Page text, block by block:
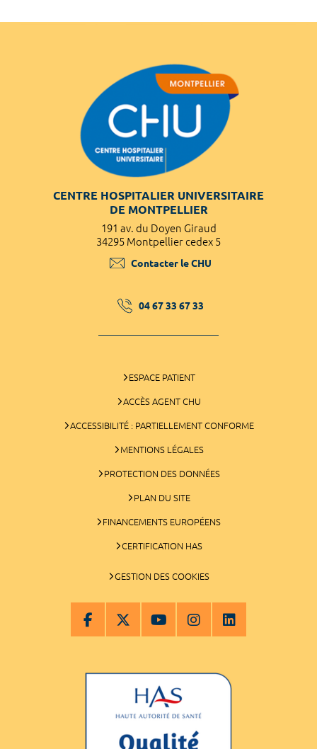
CENTRE HOSPITALIER UNIVERSITAIRE
DE MONTPELLIER
191 av. du Doyen Giraud
34295 Montpellier cedex 5
Contacter le CHU
04 67 33 67 33
ESPACE PATIENT
ACCÈS AGENT CHU
ACCESSIBILITÉ : PARTIELLEMENT CONFORME
MENTIONS LÉGALES
PROTECTION DES DONNÉES
PLAN DU SITE
FINANCEMENTS EUROPÉENS
CERTIFICATION HAS
GESTION DES COOKIES